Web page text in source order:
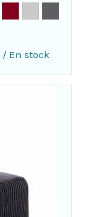
/ En stock